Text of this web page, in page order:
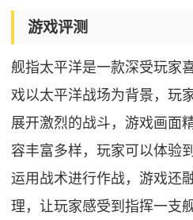
游戏评测
舰指太平洋是一款深受玩家
戏以太平洋战场为背景，玩
展开激烈的战斗，游戏画面
容丰富多样，玩家可以体验
运用战术进行作战，游戏还
理，让玩家感受到指挥一支